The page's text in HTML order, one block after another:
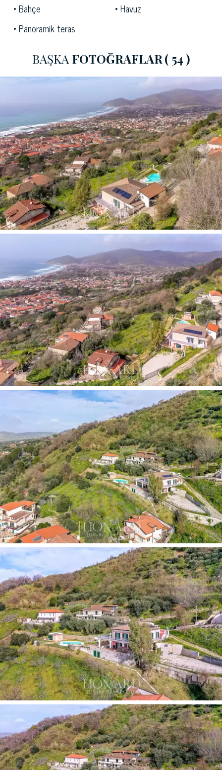
kaptırmanız için ideal olan panoramik bir terasa sahiptir.
Bir sahil evinin klasik tarzında
kata yayılmıştır ve yemek odası ve oturma odası içeren
geniş ve aydınlık bir yaşam alanı, donanımlı bir mutfak ve
dokuz kişilik sessiz bir uyku alanından oluşmaktadır.
yatak odası ve dokuz banyo.
Deniz kenarında özel konaklamalar için prestijli bir mülk
veya lüks bir tatil evi olarak mükemmel olan bu mülk,
zamansız bir panorama sunan bir ortamda Akdeniz'i
sevenler için idealdir.
Bahçe
Havuz
Panoramik teras
BAŞKA FOTOĞRAFLAR( 54 )